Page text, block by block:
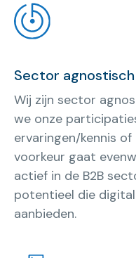
Sector agnostisch
Wij zijn sector
we onze
ervaringen/kennis
voorkeur gaat
actief in de B2B
potentieel die
aanbieden.